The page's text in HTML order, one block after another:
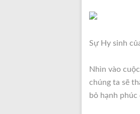
Sự Hy sinh
Nhìn vào
chúng ta sẽ
bỏ hạnh phúc